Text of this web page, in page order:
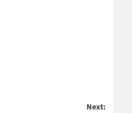
Next: